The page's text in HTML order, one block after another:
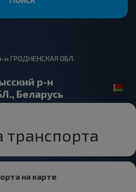
н ГРОДНЕНСКАЯ ОБЛ.
р-н
Беларусь
транспорта
на карте